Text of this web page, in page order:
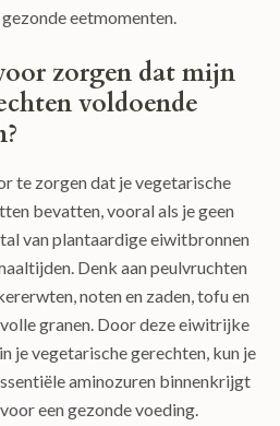
eetmomenten.
zorgen dat mijn
voldoende
te zorgen dat je vegetarische
bevatten, vooral als je geen
van plantaardige eiwitbronnen
Denk aan peulvruchten
noten en zaden, tofu en
granen. Door deze eiwitrijke
je vegetarische gerechten, kun je
aminozuren binnenkrijgt
een gezonde voeding.